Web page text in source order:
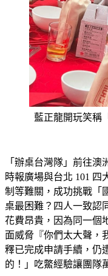
「辦桌台灣隊」前往澳
時報廣場與台北 101 四
制等難關，成功挑戰「
桌最困難？四人一致認
花費昂貴，因為同一個
面威脅『你們太大聲，
釋已完成申請手續，仍